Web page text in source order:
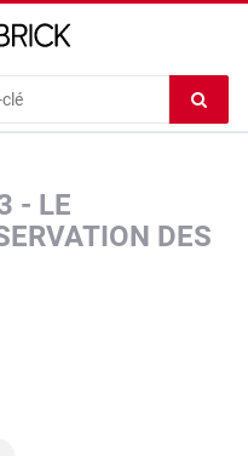
le
- LE
DES